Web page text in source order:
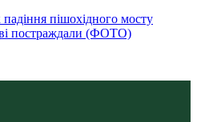
пішохідного мосту
постраждали (ФОТО)